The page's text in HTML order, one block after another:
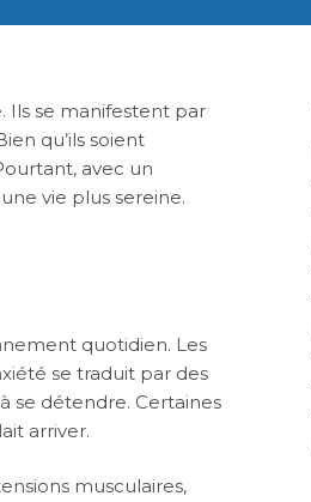
Ils se manifestent par
qu’ils soient
avec un
vie plus sereine.
quotidien. Les
se traduit par des
se détendre. Certaines
arriver.
musculaires,